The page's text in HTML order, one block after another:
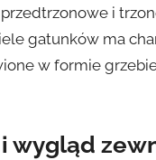
i
gatunków ma
w formie
wygląd